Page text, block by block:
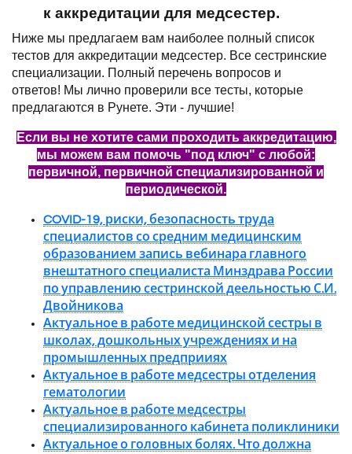
к аккредитации для медсестер.
Ниже мы предлагаем вам наиболее полный список
тестов для аккредитации медсестер. Все сестринские
специализации. Полный перечень вопросов и
ответов! Мы лично проверили все тесты, которые
предлагаются в Рунете. Эти - лучшие!
Если вы не хотите сами проходить аккредитацию,
мы можем вам помочь "под ключ" с любой:
первичной, первичной специализированной и
периодической.
COVID-19, риски, безопасность труда
специалистов со средним медицинским
образованием запись вебинара главного
внештатного специалиста Минздрава России
по управлению сестринской деельностью С.И.
Двойникова
Актуальное в работе медицинской сестры в
школах, дошкольных учреждениях и на
промышленных предприиях
Актуальное в работе медсестры отделения
гематологии
Актуальное в работе медсестры
специализированного кабинета поликлиники
Актуальное о головных болях. Что должна